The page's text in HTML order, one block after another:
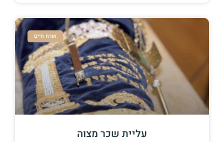
אורח חיים
עליית שכר מצוה